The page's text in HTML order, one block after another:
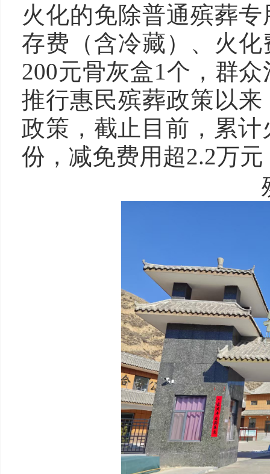
火化的免除普通殡葬
存费（含冷藏）、火
200元骨灰盒1个，群
推行惠民殡葬政策以
政策，截止目前，累
份，减免费用超2.2万